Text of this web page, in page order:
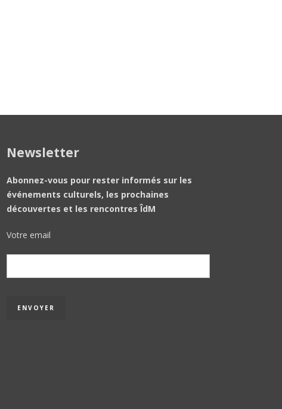
Newsletter
Abonnez-vous pour rester informés sur les
événements culturels, les prochaines
découvertes et les rencontres ÎdM
Votre email